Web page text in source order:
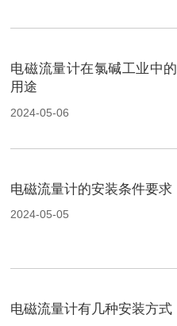
电磁流量计在氯碱工业中的
用途
2024-05-06
电磁流量计的安装条件要求
2024-05-05
电磁流量计有几种安装方式